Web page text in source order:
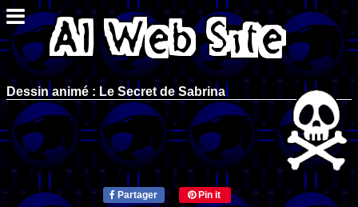
Dessin animé : Le Secret de Sabrina
Partager Pin it